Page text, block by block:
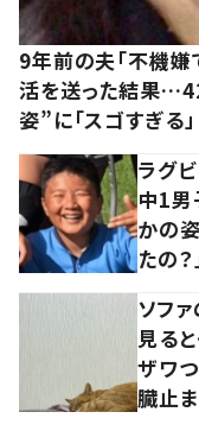
9年前の夫「不機
活を送った結果
姿”に「スゴすぎる
ラグ
中1男
かの
たの？
ソフ
見る
ザワつ
臓止ま